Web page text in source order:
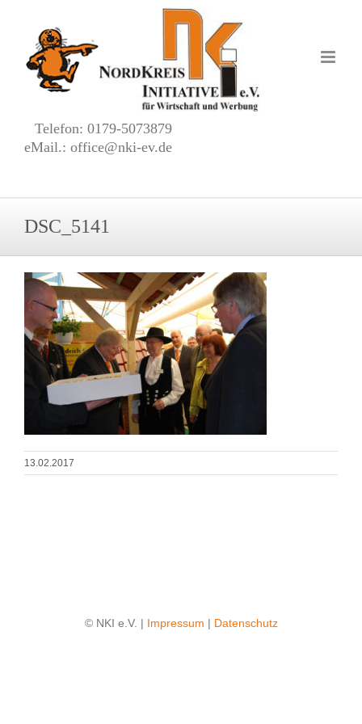
springen
Telefon: 0179-5073879
eMail.: office@nki-ev.de
DSC_5141
13.02.2017
© NKI e.V. | Impressum | Datenschutz